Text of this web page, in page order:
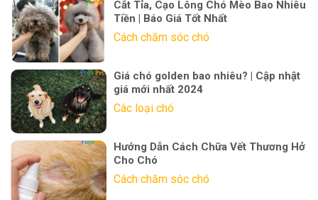
Cắt Tỉa, Cạo Lông Chó Mèo Bao Nhiêu
Tiền | Báo Giá Tốt Nhất
Cách chăm sóc chó
Giá chó golden bao nhiêu? | Cập nhật
giá mới nhất 2024
Các loại chó
Hướng Dẫn Cách Chữa Vết Thương Hở
Cho Chó
Cách chăm sóc chó